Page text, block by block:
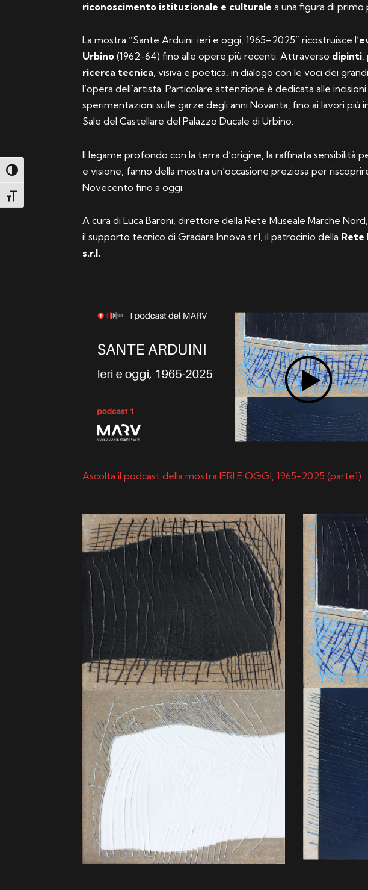
Attiva/disattiva alto contrasto
Attiva/disattiva dimensione testo
riconoscimento istituzionale e culturale a una figura di primo
La mostra “Sante Arduini: ieri e oggi, 1965–2025” ricostruisce l’
Urbino (1962-64) fino alle opere più recenti. Attraverso dipinti,
ricerca tecnica, visiva e poetica, in dialogo con le voci dei
l’opera dell’artista. Particolare attenzione è dedicata alle
sperimentazioni sulle garze degli anni Novanta, fino ai lavori
Sale del Castellare del Palazzo Ducale di Urbino.
Il legame profondo con la terra d’origine, la raffinata sensibilità
e visione, fanno della mostra un’occasione preziosa per
Novecento fino a oggi.
A cura di Luca Baroni, direttore della Rete Museale Marche
il supporto tecnico di Gradara Innova s.r.l, il patrocinio della Rete
s.r.l.
Ascolta il podcast della mostra IERI E OGGI, 1965-2025 (parte1)